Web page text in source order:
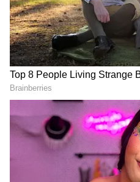
சருமத்தை
சில பூக்களோட
அழகாக்குது. அந்தப்
தெரிஞ்சுக்கலாம்
வீட்லயே
நல்ல சருமத்தையும்